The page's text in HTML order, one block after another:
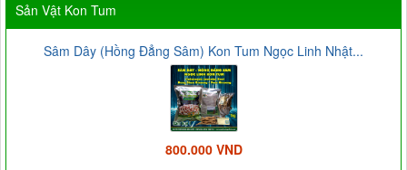
Sản Vật Kon Tum
Sâm Dây (Hồng Đẳng Sâm) Kon Tum Ngọc Linh Nhật...
800.000 VND